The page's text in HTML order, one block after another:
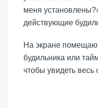
меня
действующие
На экране
будильника или
чтобы увидеть весь